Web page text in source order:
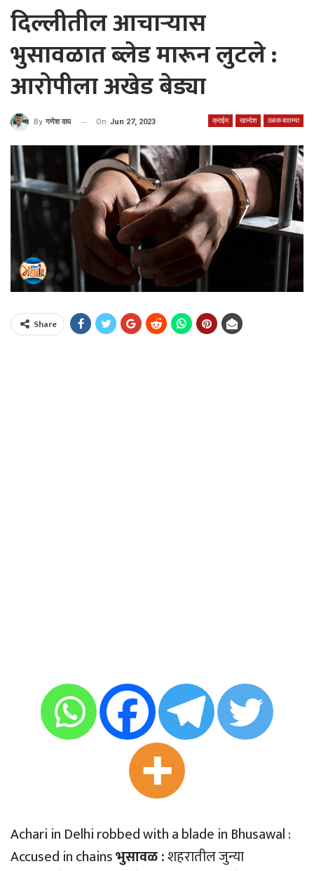
दिल्लीतील आचार्‍यास
भुसावळात ब्लेड मारून लुटले :
आरोपीला अखेड बेड्या
क्राईम खान्देश ठळक बातम्या
By गणेश वाघ On Jun 27, 2023
Share
Achari in Delhi robbed with a blade in Bhusawal :
Accused in chainsभुसावळ :शहरातील जुन्या